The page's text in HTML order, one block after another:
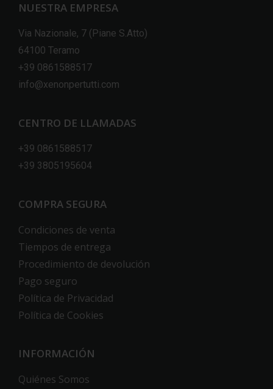
NUESTRA EMPRESA
Via Nazionale, 7 (Piane S.Atto)
64100 Teramo
+39 0861588517
info@xenonpertutti.com
CENTRO DE LLAMADAS
+39 0861588517
+39 3805195604
COMPRA SEGURA
Condiciones de venta
Tiempos de entrega
Procedimiento de devolución
Pago seguro
Política de Privacidad
Política de Cookies
INFORMACIÓN
Quiénes Somos